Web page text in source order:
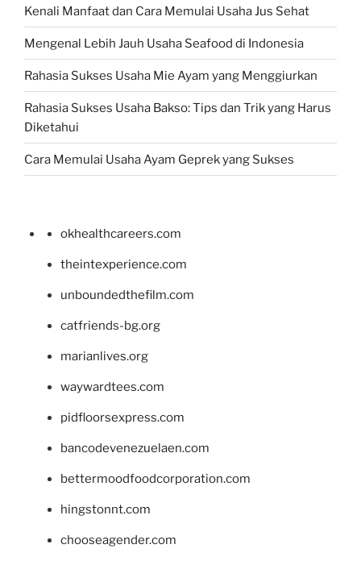
Kenali Manfaat dan Cara Memulai Usaha Jus Sehat
Mengenal Lebih Jauh Usaha Seafood di Indonesia
Rahasia Sukses Usaha Mie Ayam yang Menggiurkan
Rahasia Sukses Usaha Bakso: Tips dan Trik yang Harus
Diketahui
Cara Memulai Usaha Ayam Geprek yang Sukses
okhealthcareers.com
theintexperience.com
unboundedthefilm.com
catfriends-bg.org
marianlives.org
waywardtees.com
pidfloorsexpress.com
bancodevenezuelaen.com
bettermoodfoodcorporation.com
hingstonnt.com
chooseagender.com